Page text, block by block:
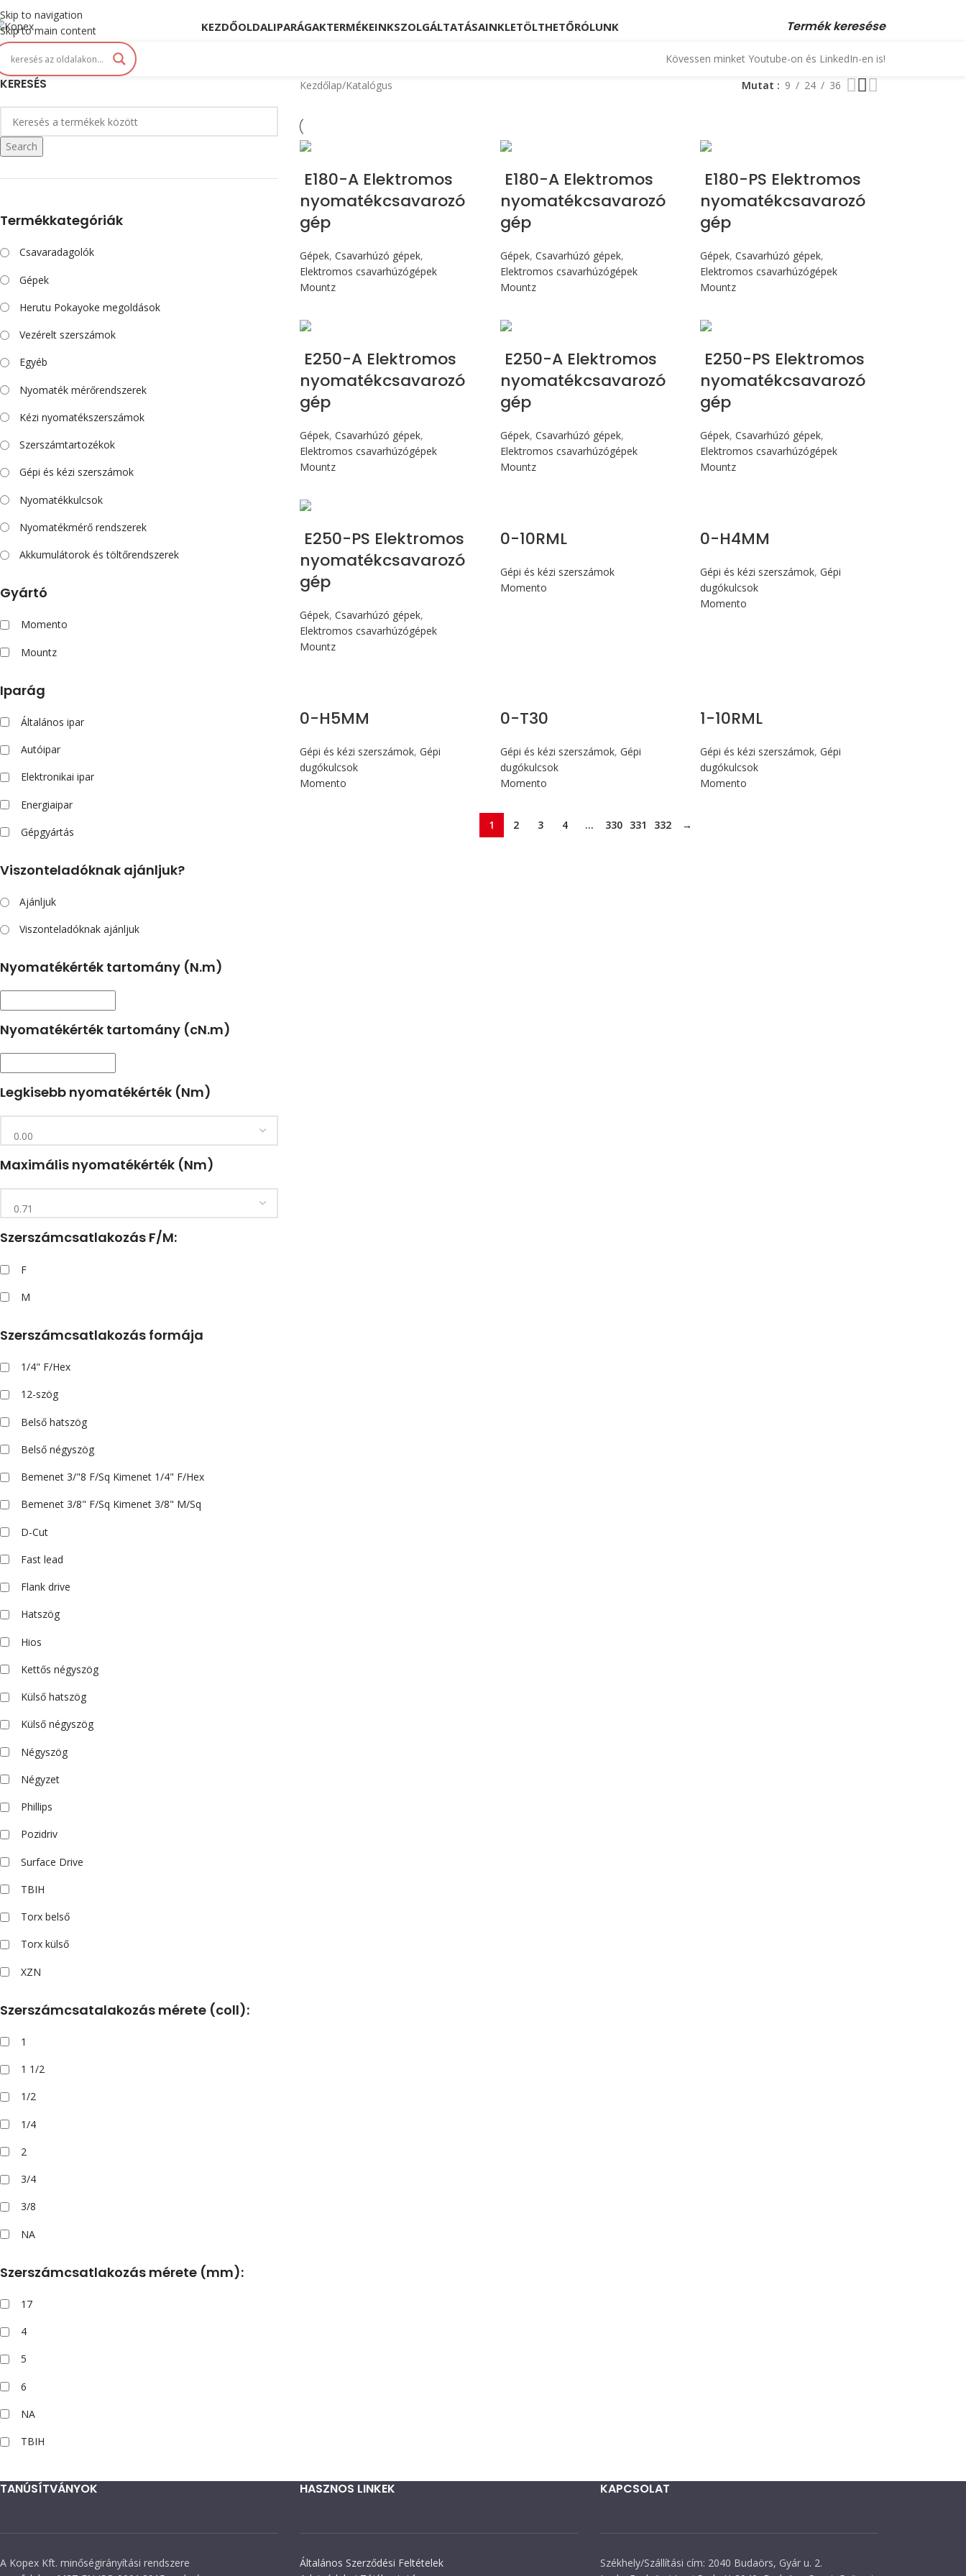
Skip to navigation
Skip to main content
KEZDŐOLDALIPARÁGAKTERMÉKEINKSZOLGÁLTATÁSAINKLETÖLTHETŐRÓLUNK Termék keresése
Kövessen minket Youtube-on és LinkedIn-en is!
KERESÉS
Search
Termékkategóriák
Csavaradagolók
Gépek
Herutu Pokayoke megoldások
Vezérelt szerszámok
Egyéb
Nyomaték mérőrendszerek
Kézi nyomatékszerszámok
Szerszámtartozékok
Gépi és kézi szerszámok
Nyomatékkulcsok
Nyomatékmérő rendszerek
Akkumulátorok és töltőrendszerek
Gyártó
Momento
Mountz
Iparág
Általános ipar
Autóipar
Elektronikai ipar
Energiaipar
Gépgyártás
Viszonteladóknak ajánljuk?
Ajánljuk
Viszonteladóknak ajánljuk
Nyomatékérték tartomány (N.m)
Nyomatékérték tartomány (cN.m)
Legkisebb nyomatékérték (Nm)
Maximális nyomatékérték (Nm)
Szerszámcsatlakozás F/M:
F
M
Szerszámcsatlakozás formája
1/4" F/Hex
12-szög
Belső hatszög
Belső négyszög
Bemenet 3/"8 F/Sq Kimenet 1/4" F/Hex
Bemenet 3/8" F/Sq Kimenet 3/8" M/Sq
D-Cut
Fast lead
Flank drive
Hatszög
Hios
Kettős négyszög
Külső hatszög
Külső négyszög
Négyszög
Négyzet
Phillips
Pozidriv
Surface Drive
TBIH
Torx belső
Torx külső
XZN
Szerszámcsatalakozás mérete (coll):
1
1 1/2
1/2
1/4
2
3/4
3/8
NA
Szerszámcsatlakozás mérete (mm):
17
4
5
6
NA
TBIH
Kezdőlap Katalógus Mutat 9 24 36
E180-A Elektromos
nyomatékcsavarozó
gép
Gépek, Csavarhúzó gépek,
Elektromos csavarhúzógépek
Mountz
E180-A Elektromos
nyomatékcsavarozó
gép
Gépek, Csavarhúzó gépek,
Elektromos csavarhúzógépek
Mountz
E180-PS Elektromos
nyomatékcsavarozó
gép
Gépek, Csavarhúzó gépek,
Elektromos csavarhúzógépek
Mountz
E250-A Elektromos
nyomatékcsavarozó
gép
Gépek, Csavarhúzó gépek,
Elektromos csavarhúzógépek
Mountz
E250-A Elektromos
nyomatékcsavarozó
gép
Gépek, Csavarhúzó gépek,
Elektromos csavarhúzógépek
Mountz
E250-PS Elektromos
nyomatékcsavarozó
gép
Gépek, Csavarhúzó gépek,
Elektromos csavarhúzógépek
Mountz
E250-PS Elektromos
nyomatékcsavarozó
gép
Gépek, Csavarhúzó gépek,
Elektromos csavarhúzógépek
Mountz
0-10RML
Gépi és kézi szerszámok
Momento
0-H4MM
Gépi és kézi szerszámok, Gépi
dugókulcsok
Momento
0-H5MM
Gépi és kézi szerszámok, Gépi
dugókulcsok
Momento
0-T30
Gépi és kézi szerszámok, Gépi
dugókulcsok
Momento
1-10RML
Gépi és kézi szerszámok, Gépi
dugókulcsok
Momento
1 2 3 4 … 330 331 332 →
TANÚSÍTVÁNYOK
A Kopex Kft. minőségirányítási rendszere
HASZNOS LINKEK
Általános Szerződési Feltételek
KAPCSOLAT
Székhely/Szállítási cím: 2040 Budaörs, Gyár u. 2.